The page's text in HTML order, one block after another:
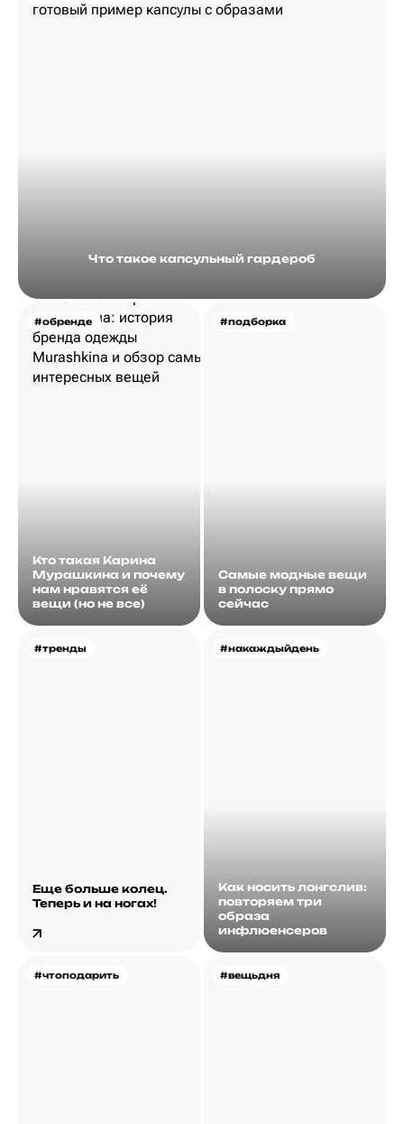
Что такое капсульный гардероб
#обренде
Кто такая Карина
Мурашкина и почему
нам нравятся её
вещи (но не все)
#подборка
Самые модные вещи
в полоску прямо
сейчас
#тренды
Еще больше колец.
Теперь и на ногах!
#накаждыйдень
Как носить лонгслив:
повторяем три
образа
инфлюенсеров
#чтоподарить #вещьдня